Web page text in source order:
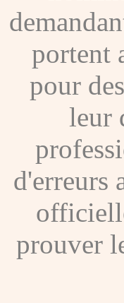
portent
pour
leur
d'erreurs
prouver